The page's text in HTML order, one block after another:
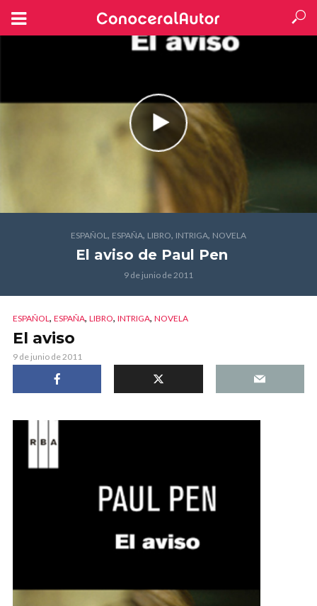
ESPAÑOL, ESPAÑA, LIBRO, INTRIGA, NOVELA
El aviso de Paul Pen
9 de junio de 2011
ESPAÑOL, ESPAÑA, LIBRO, INTRIGA, NOVELA
El aviso
9 de junio de 2011